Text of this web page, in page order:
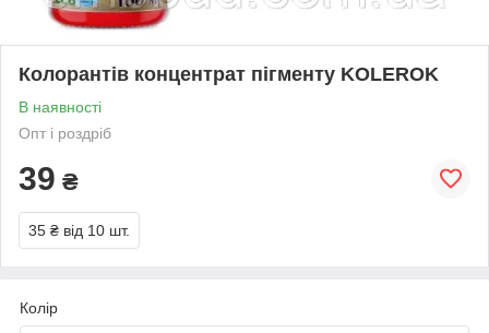
Колорантів концентрат пігменту KOLEROK
В наявності
Опт і роздріб
39 ₴
35 ₴ від 10 шт.
Колір